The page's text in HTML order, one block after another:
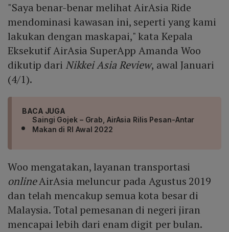
"Saya benar-benar melihat AirAsia Ride
mendominasi kawasan ini, seperti yang kami
lakukan dengan maskapai," kata Kepala
Eksekutif AirAsia SuperApp Amanda Woo
dikutip dari Nikkei Asia Review, awal Januari
(4/1).
BACA JUGA
Saingi Gojek – Grab, AirAsia Rilis Pesan-Antar
Makan di RI Awal 2022
Woo mengatakan, layanan transportasi
onlineAirAsia meluncur pada Agustus 2019
dan telah mencakup semua kota besar di
Malaysia. Total pemesanan di negeri jiran
mencapai lebih dari enam digit per bulan.